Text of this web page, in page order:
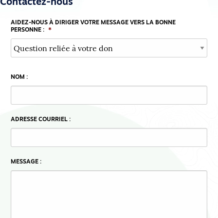
Contactez-nous
AIDEZ-NOUS À DIRIGER VOTRE MESSAGE VERS LA BONNE
PERSONNE :
*
NOM :
ADRESSE COURRIEL :
MESSAGE :